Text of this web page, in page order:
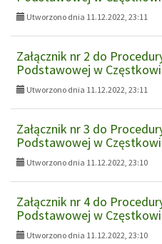
Utworzono dnia 11.12.2022, 23:11
Załącznik nr 2 do
Podstawowej w
Utworzono dnia 11.12.2022, 23:11
Załącznik nr 3 do
Podstawowej w
Utworzono dnia 11.12.2022, 23:10
Załącznik nr 4 do
Podstawowej w
Utworzono dnia 11.12.2022, 23:10